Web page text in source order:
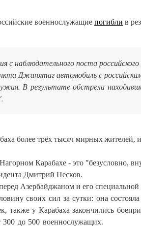
военнослужащие погибли в
с наблюдательного поста
Джанятаг автомобиль с
В результате обстрела
более трёх тысяч мирных жителей,
Карабахе - это "безусловно,
Дмитрий Песков.
Азербайджаном и его
своих сил за сутки: она
также у Карабаха закончились
300 до 500 военнослужащих.